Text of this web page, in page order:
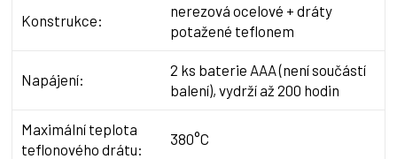
Konstrukce:
nerezová ocelové + dráty
potažené teflonem
Napájení:
2 ks baterie AAA (není součástí
balení), vydrží až 200 hodin
Maximální teplota
teflonového drátu:
380°C